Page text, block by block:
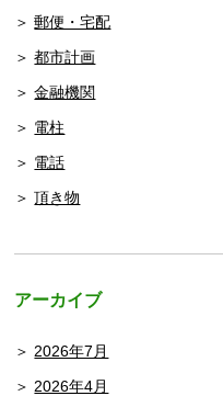
郵便・宅配
都市計画
金融機関
電柱
電話
頂き物
アーカイブ
2026年7月
2026年4月